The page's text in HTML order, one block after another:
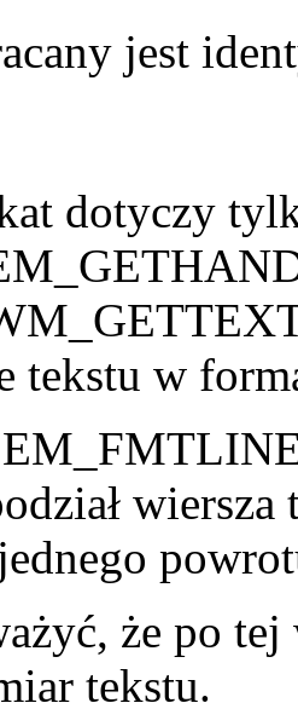
jest
dotyczy
tekstu w
jednego
że po
tekstu.